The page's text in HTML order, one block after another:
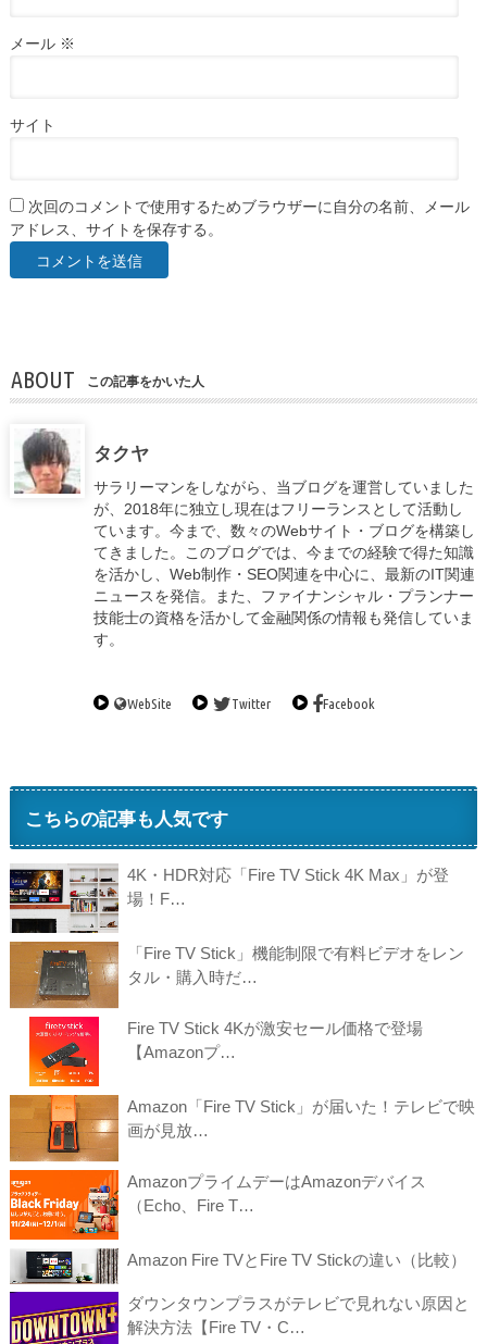
メール ※
サイト
次回のコメントで使用するためブラウザーに自分の名前、メール
アドレス、サイトを保存する。
ABOUT この記事をかいた人
タクヤ
サラリーマンをしながら、当ブログを運営していました
が、2018年に独立し現在はフリーランスとして活動し
ています。今まで、数々のWebサイト・ブログを構築し
てきました。このブログでは、今までの経験で得た知識
を活かし、Web制作・SEO関連を中心に、最新のIT関連
ニュースを発信。また、ファイナンシャル・プランナー
技能士の資格を活かして金融関係の情報も発信していま
す。
WebSite Twitter Facebook
こちらの記事も人気です
4K・HDR対応「Fire TV Stick 4K Max」が登
場！F…
「Fire TV Stick」機能制限で有料ビデオをレン
タル・購入時だ…
Fire TV Stick 4Kが激安セール価格で登場
【Amazonプ…
Amazon「Fire TV Stick」が届いた！テレビで映
画が見放…
AmazonプライムデーはAmazonデバイス
（Echo、Fire T…
Amazon Fire TVとFire TV Stickの違い（比較）
ダウンタウンプラスがテレビで見れない原因と
解決方法【Fire TV・C…